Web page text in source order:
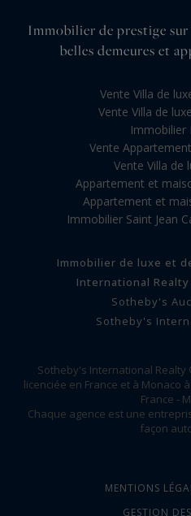
Immobilier de prestige
belles demeures et
Vente Villa de
Vente Villa de
Immobilier
Vente
Vente Villa de
Appartement et
Appartement et
Immobilier Saint Jean
Immobilier de luxe et
International Realty
Sotheby's
Sotheby's
Sotheby's International
licenciée en France et à Monaco
France -
Chaque agence est une
façon
MENTIONS
GESTION